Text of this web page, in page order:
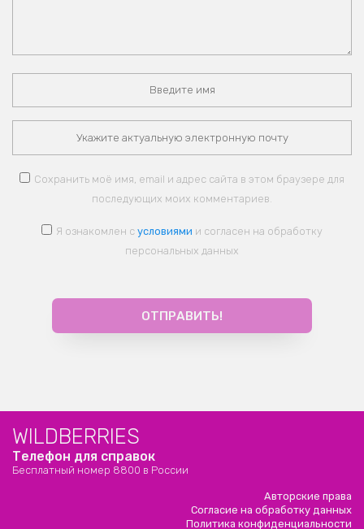
Сохранить моё имя, email и адрес сайта в этом браузере для
последующих моих комментариев.
Я ознакомлен с условиями и согласен на обработку
персональных данных
WILDBERRIES
Телефон для справок
Бесплатный номер 8800 в России
Авторские права
Согласие на обработку данных
Политика конфиденциальности